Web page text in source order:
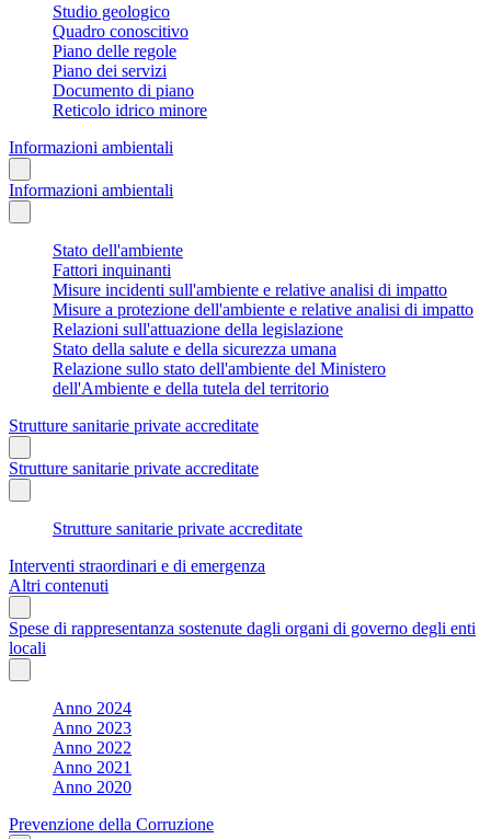
Studio geologico
Quadro conoscitivo
Piano delle regole
Piano dei servizi
Documento di piano
Reticolo idrico minore
Informazioni ambientali
Informazioni ambientali
Stato dell'ambiente
Fattori inquinanti
Misure incidenti sull'ambiente e relative analisi di impatto
Misure a protezione dell'ambiente e relative analisi di impatto
Relazioni sull'attuazione della legislazione
Stato della salute e della sicurezza umana
Relazione sullo stato dell'ambiente del Ministero
dell'Ambiente e della tutela del territorio
Strutture sanitarie private accreditate
Strutture sanitarie private accreditate
Strutture sanitarie private accreditate
Interventi straordinari e di emergenza
Altri contenuti
Spese di rappresentanza sostenute dagli organi di governo degli enti
locali
Anno 2024
Anno 2023
Anno 2022
Anno 2021
Anno 2020
Prevenzione della Corruzione